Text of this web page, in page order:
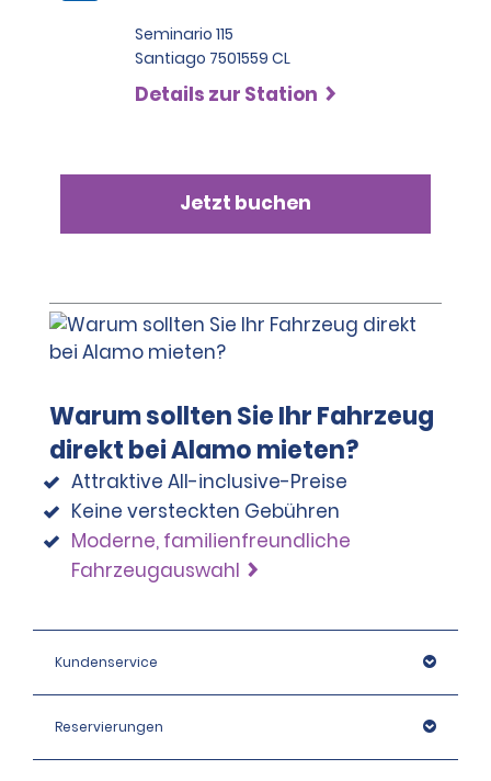
Seminario 115
Santiago 7501559 CL
Details zur Station
Jetzt buchen
Warum sollten Sie Ihr Fahrzeug
direkt bei Alamo mieten?
Attraktive All-inclusive-Preise
Keine versteckten Gebühren
Moderne, familienfreundliche
Fahrzeugauswahl
Kundenservice
Reservierungen